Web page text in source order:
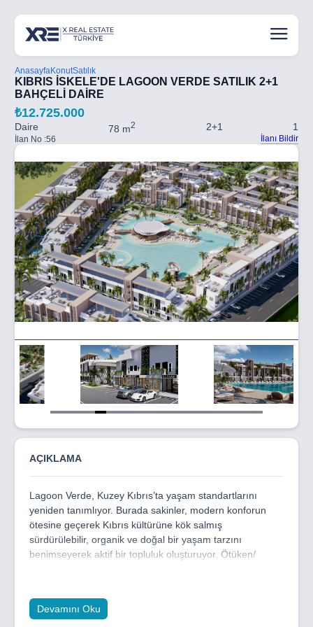
AnasayfaKonutSatılık
KIBRIS İSKELE'DE LAGOON VERDE SATILIK 2+1
BAHÇELİ DAİRE
₺12.725.000
Daire 78 m2 2+1 1
İlan No :56 İlanı Bildir
5
of
AÇIKLAMA
Lagoon Verde, Kuzey Kıbrıs’ta yaşam standartlarını
yeniden tanımlıyor. Burada sakinler, modern konforun
ötesine geçerek Kıbrıs kültürüne kök salmış
sürdürülebilir, organik ve doğal bir yaşam tarzını
benimseyerek aktif bir topluluk oluşturuyor. Ötüken/
benzersiz olanaklarla birleştirerek eşsiz bir yaşam
sunuyor.
Devamını Oku